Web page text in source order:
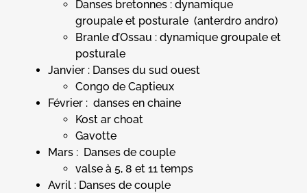
Danses bretonnes : dynamique
groupale et posturale (anterdro andro)
Branle d’Ossau : dynamique groupale et
posturale
Janvier : Danses du sud ouest
Congo de Captieux
Février : danses en chaine
Kost ar choat
Gavotte
Mars : Danses de couple
valse à 5, 8 et 11 temps
Avril : Danses de couple